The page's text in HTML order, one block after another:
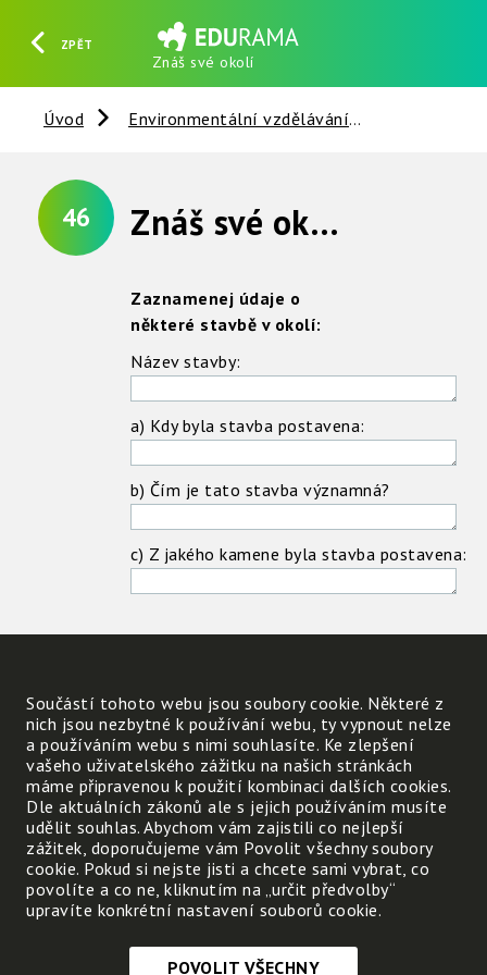
ZPĚT
Znáš své okolí
HLEDAT REGISTROVAT PŘIHLÁSIT SE
Úvod Environmentální vzdělávání
46 Znáš své okolí ?
Zaznamenej údaje o
některé stavbě v okolí:
Název stavby:
a) Kdy byla stavba postavena:
b) Čím je tato stavba významná?
c) Z jakého kamene byla stavba postavena:
Pokud ano, napiš její název:
Namaluj obrázek této
stavby nebo vlož její
fotografii.
Součástí tohoto webu jsou soubory cookie. Některé z
nich jsou nezbytné k používání webu, ty vypnout nelze
a používáním webu s nimi souhlasíte. Ke zlepšení
vašeho uživatelského zážitku na našich stránkách
máme připravenou k použití kombinaci dalších cookies.
Dle aktuálních zákonů ale s jejich používáním musíte
udělit souhlas. Abychom vám zajistili co nejlepší
zážitek, doporučujeme vám Povolit všechny soubory
cookie. Pokud si nejste jisti a chcete sami vybrat, co
povolíte a co ne, kliknutím na „určit předvolby“
upravíte konkrétní nastavení souborů cookie.
POVOLIT VŠECHNY